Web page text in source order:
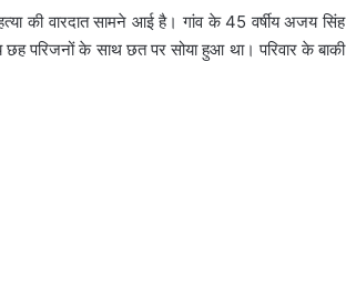
की वारदात सामने आई है। गांव के 45 वर्षीय अजय सिंह
के साथ छत पर सोया हुआ था। परिवार के बाकी